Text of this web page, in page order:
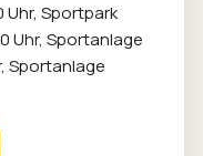
Uhr, Sportpark
Uhr, Sportanlage
Sportanlage